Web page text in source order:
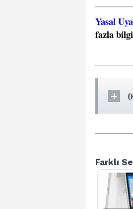
Yasal
fazla
Farklı